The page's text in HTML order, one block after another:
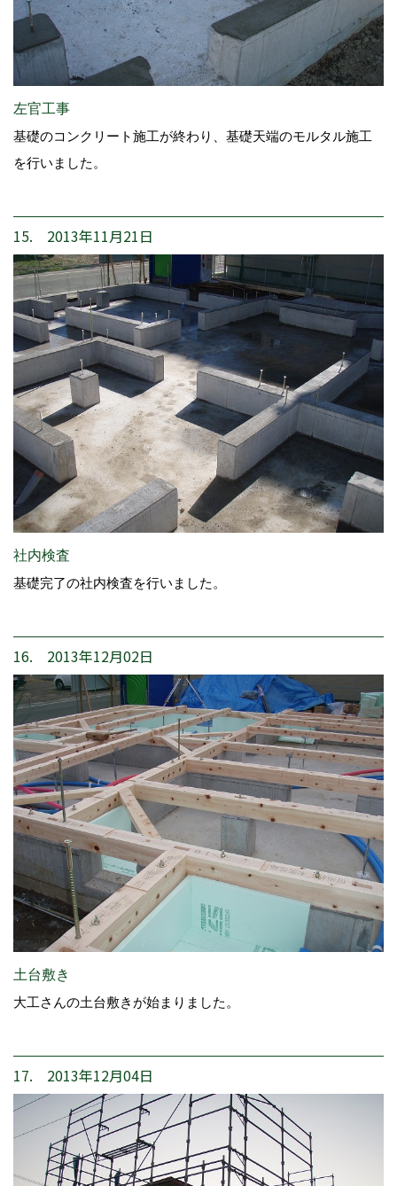
左官工事
基礎のコンクリート施工が終わり、基礎天端のモルタル施工
を行いました。
15. 2013年11月21日
社内検査
基礎完了の社内検査を行いました。
16. 2013年12月02日
土台敷き
大工さんの土台敷きが始まりました。
17. 2013年12月04日